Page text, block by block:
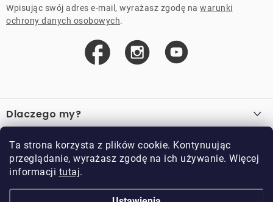
Ta strona korzysta z plików cookie. Kontynuując
przeglądanie, wyrażasz zgodę na ich używanie. Więcej
informacji tutaj.
Wpisując swój adres e-mail, wyrażasz zgodę na warunki
ochrony danych osobowych.
t
o
p
a
Dlaczego my?
Ważne linki
Sprzedaż hurtowa
Przykładowy sklep
O zakupie